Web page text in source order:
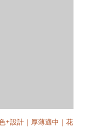
+設計｜厚薄適中｜花